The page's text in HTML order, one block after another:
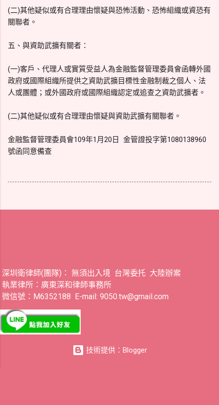
(二)其他疑似或有合理理由懷疑與恐怖活動、恐怖組織或資恐有
關聯者。
五、與資助武擴有關者：
(一)客戶、代理人或實質受益人為金融監督管理委員會函轉外國
政府或國際組織所提供之資助武擴目標性金融制裁之個人、法
人或團體；或外國政府或國際組織認定或追查之資助武擴者。
(二)其他疑似或有合理理由懷疑與資助武擴有關聯者。
金融監督管理委員會109年1月20日 金管證投字第1080138960
號函同意備查
深圳衛律師(團隊)： 無須出入境 台灣委托 大陸辦案
執業律所：廣東深和律師事務所
微信號：M6352188 E-mail: 9050.tw@gmail.com
技術提供：Blogger